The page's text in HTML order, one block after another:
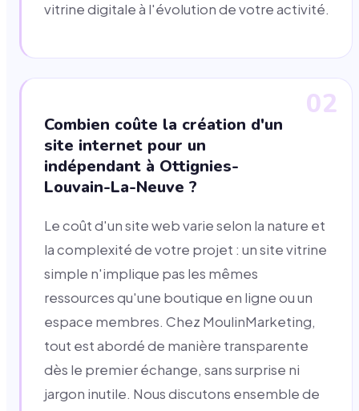
vitrine digitale à l'évolution de votre activité.
02
Combien coûte la création d'un
site internet pour un
indépendant à Ottignies-
Louvain-La-Neuve ?
Le coût d'un site web varie selon la nature et
la complexité de votre projet : un site vitrine
simple n'implique pas les mêmes
ressources qu'une boutique en ligne ou un
espace membres. Chez MoulinMarketing,
tout est abordé de manière transparente
dès le premier échange, sans surprise ni
jargon inutile. Nous discutons ensemble de